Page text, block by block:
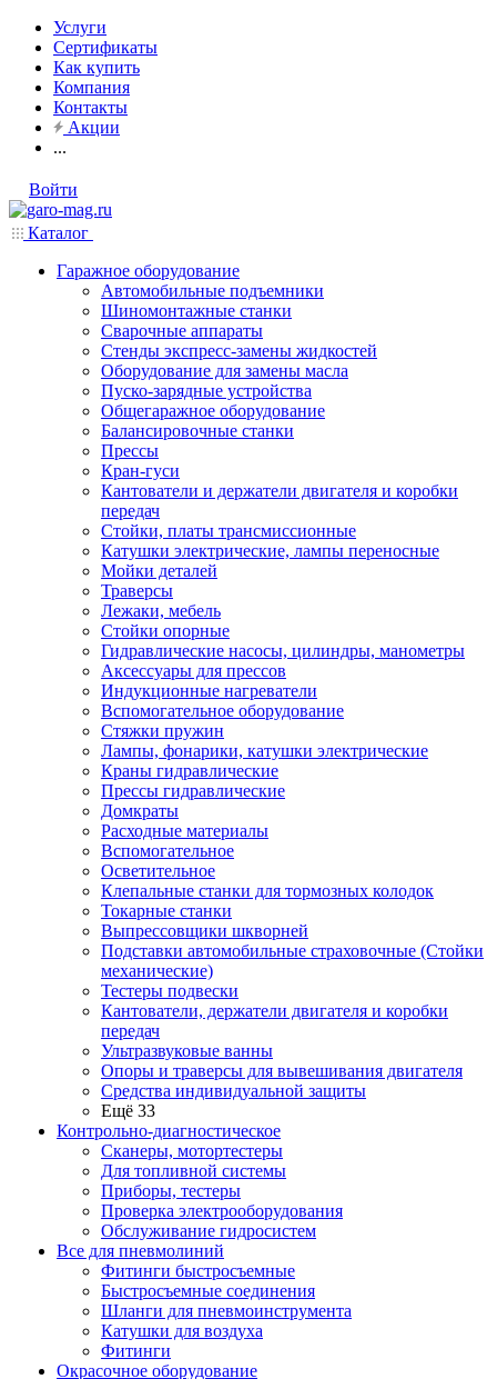
Услуги
Сертификаты
Как купить
Компания
Контакты
Акции
...
Войти
Каталог
Гаражное оборудование
Автомобильные подъемники
Шиномонтажные станки
Сварочные аппараты
Стенды экспресс-замены жидкостей
Оборудование для замены масла
Пуско-зарядные устройства
Общегаражное оборудование
Балансировочные станки
Прессы
Кран-гуси
Кантователи и держатели двигателя и коробки
передач
Стойки, платы трансмиссионные
Катушки электрические, лампы переносные
Мойки деталей
Траверсы
Лежаки, мебель
Стойки опорные
Гидравлические насосы, цилиндры, манометры
Аксессуары для прессов
Индукционные нагреватели
Вспомогательное оборудование
Стяжки пружин
Лампы, фонарики, катушки электрические
Краны гидравлические
Прессы гидравлические
Домкраты
Расходные материалы
Вспомогательное
Осветительное
Клепальные станки для тормозных колодок
Токарные станки
Выпрессовщики шкворней
Подставки автомобильные страховочные (Стойки
механические)
Тестеры подвески
Кантователи, держатели двигателя и коробки
передач
Ультразвуковые ванны
Опоры и траверсы для вывешивания двигателя
Средства индивидуальной защиты
Ещё 33
Контрольно-диагностическое
Сканеры, мотортестеры
Для топливной системы
Приборы, тестеры
Проверка электрооборудования
Обслуживание гидросистем
Все для пневмолиний
Фитинги быстросъемные
Быстросъемные соединения
Шланги для пневмоинструмента
Катушки для воздуха
Фитинги
Окрасочное оборудование